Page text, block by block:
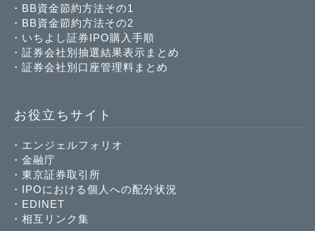
・ BB資金節約方法その1
・ BB資金節約方法その2
・ いちよし証券IPO購入手順
・ 証券会社別抽選結果表示まとめ
・ 証券会社別口座管理料まとめ
お役立ちサイト
・ エンジェルフォリオ
・ 金融庁
・ 東京証券取引所
・ IPOにおける個人への配分状況
・ EDINET
・ 相互リンク集